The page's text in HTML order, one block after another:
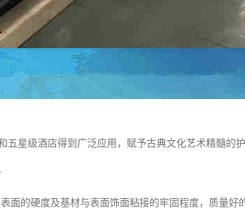
星级酒店得到广泛应用，赋予古典文化艺术精髓的
的硬度及基材与表面饰面粘接的牢固程度，质量好